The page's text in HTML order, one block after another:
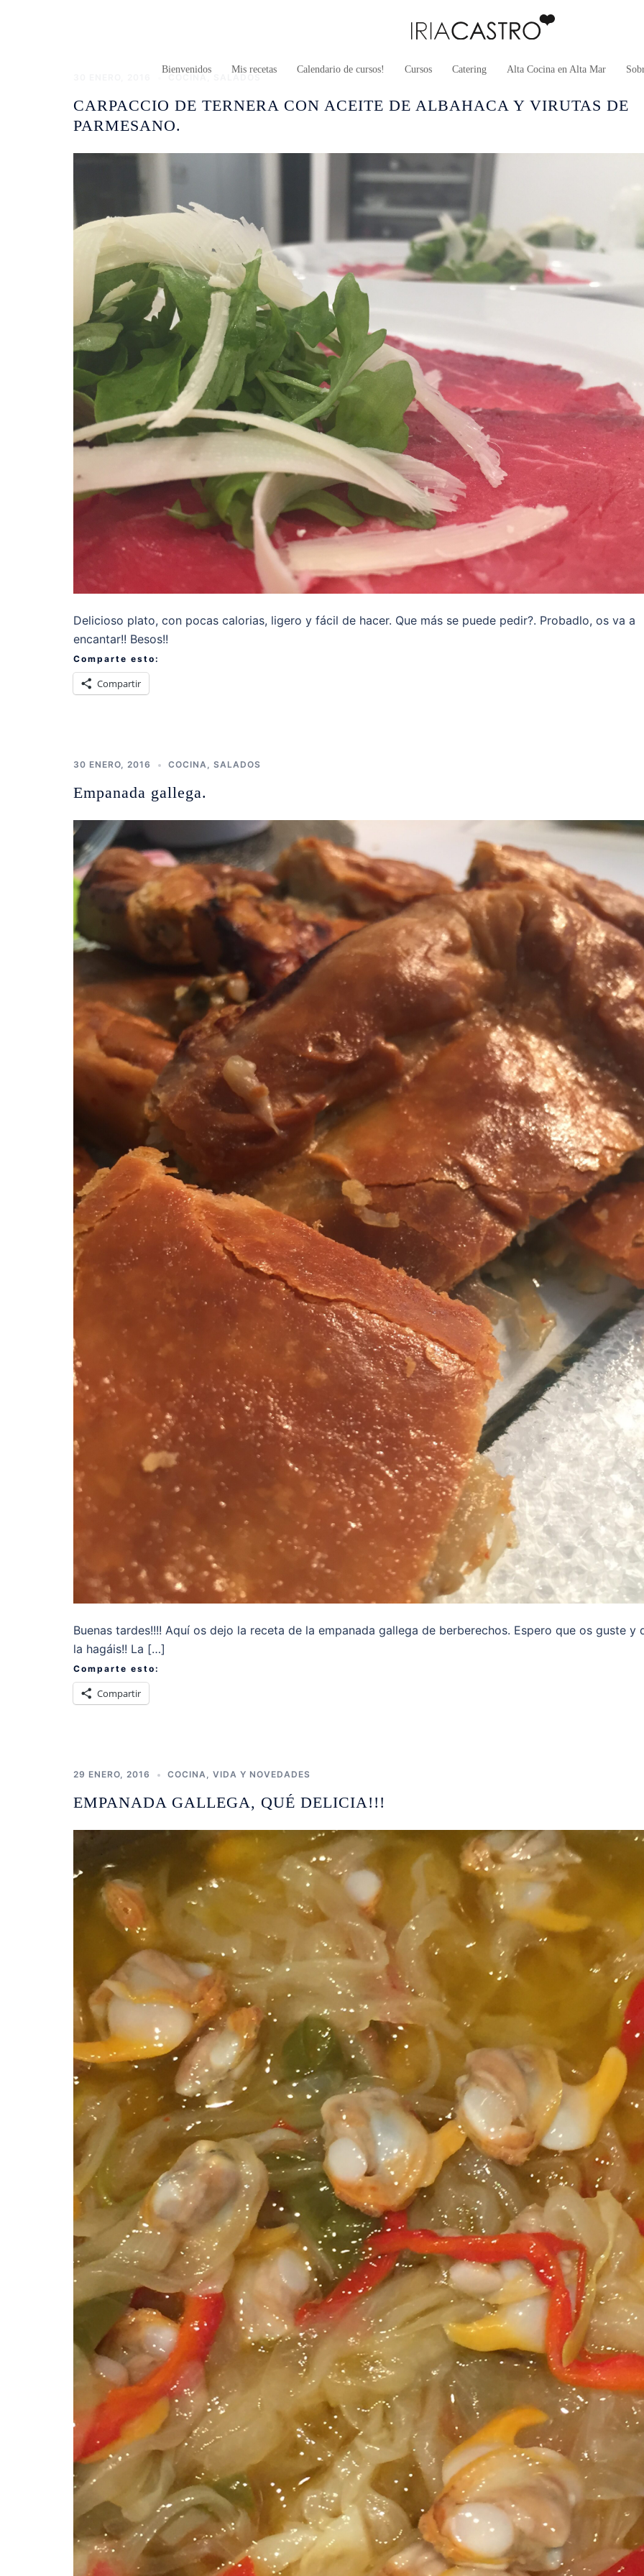
Bienvenidos Mis recetas Calendario de cursos! Cursos Catering Alta Cocina en Alta Mar
CARPACCIO DE TERNERA CON ACEITE DE ALBAHACA Y VIRUTAS DE
PARMESANO.
Delicioso plato, con pocas calorias, ligero y fácil de hacer. Que más se puede pedir?. Probadlo, os va a
encantar!! Besos!!
Comparte esto:
Compartir
30 ENERO, 2016 COCINA, SALADOS
Empanada gallega.
Buenas tardes!!!! Aquí os dejo la receta de la empanada gallega de berberechos. Espero que os guste y
la hagáis!! La […]
Comparte esto:
Compartir
29 ENERO, 2016 COCINA, VIDA Y NOVEDADES
EMPANADA GALLEGA, QUÉ DELICIA!!!